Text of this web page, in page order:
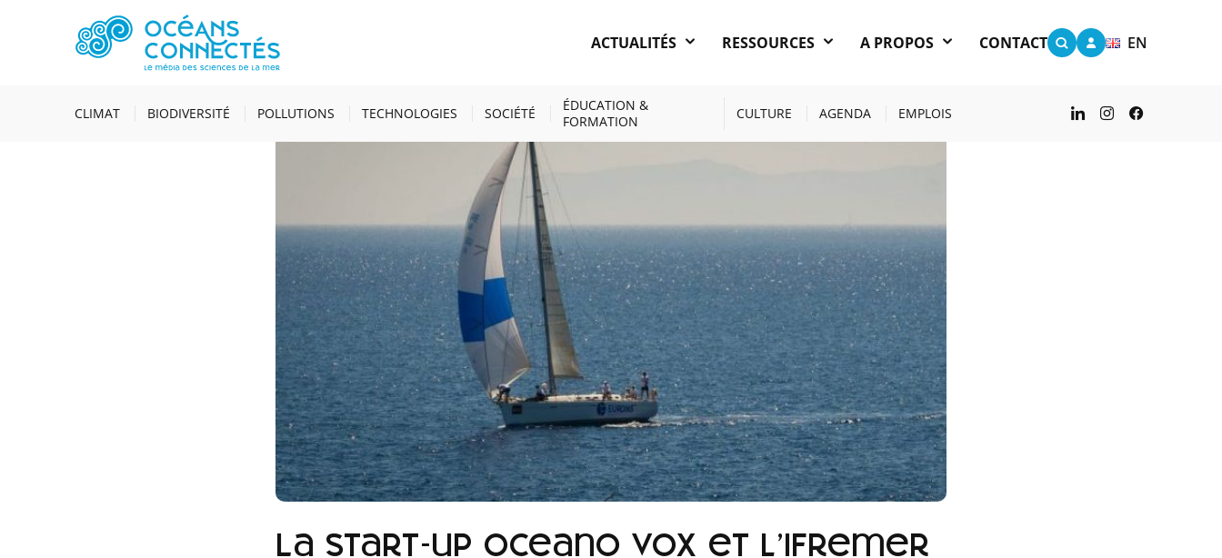
ACTUALITÉS RESSOURCES A PROPOS CONTACT EN
CLIMAT BIODIVERSITÉ POLLUTIONS TECHNOLOGIES SOCIÉTÉ
ÉDUCATION &
FORMATION
CULTURE AGENDA EMPLOIS
ACCUEIL
La start-up Oceano Vox et l’Ifremer